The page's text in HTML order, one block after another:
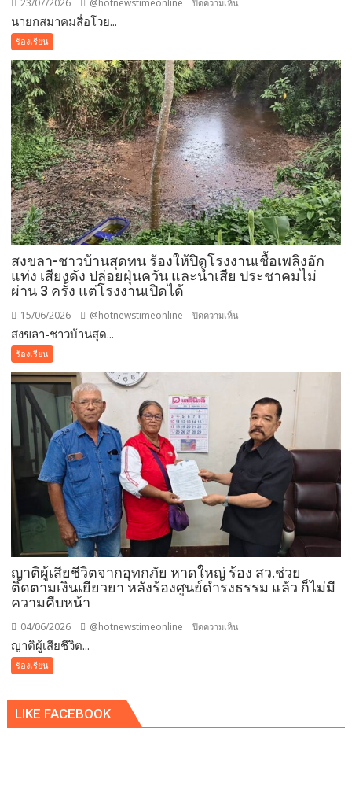
ปิดความเห็น
โวย
แทน
พิการ
กว่า
3
ล้าน
คน
หลัง
ถูก
ตัด
สิทธิ์
บัตร
ลด
หย่อน
ภาษี
นายกสมาคมสื่อโวย...
ร้องเรียน
สงขลา-ชาวบ้านสุดทน ร้องให้ปิดโรงงานเชื้อเพลิงอัก
แท่ง เสียงดัง ปล่อยฝุ่นควัน และน้ำเสีย ประชาคมไม่
ผ่าน 3 ครั้ง แต่โรงงานเปิดได้
15/06/2026 @hotnewstimeonline ปิดความเห็น
ร้อง
ให้
ปิด
โรงงาน
เพลิง
เสียง
ดัง
ปล่อย
ผ่าน
สงขลา-ชาวบ้านสุด...
ร้องเรียน
ญาติผู้เสียชีวิตจากอุทกภัย หาดใหญ่ ร้อง สว.ช่วย
ติดตามเงินเยียวยา หลังร้องศูนย์ดำรงธรรม แล้ว ก็ไม่มี
ความคืบหน้า
04/06/2026 @hotnewstimeonline ปิดความเห็น
อุทกภัย
ญาติผู้เสียชีวิต...
ร้องเรียน
LIKE FACEBOOK